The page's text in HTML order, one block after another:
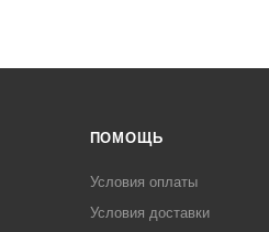
ПОМОЩЬ
Условия оплаты
Условия доставки